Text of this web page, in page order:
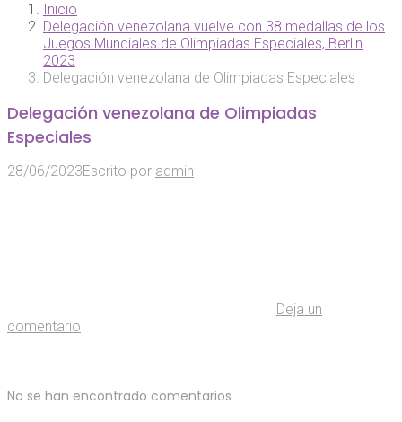
Inicio
Delegación venezolana vuelve con 38 medallas de los
Juegos Mundiales de Olimpiadas Especiales, Berlin
2023
Delegación venezolana de Olimpiadas Especiales
Delegación venezolana de Olimpiadas
Especiales
28/06/2023Escrito por admin
Deja un
comentario
No se han encontrado comentarios